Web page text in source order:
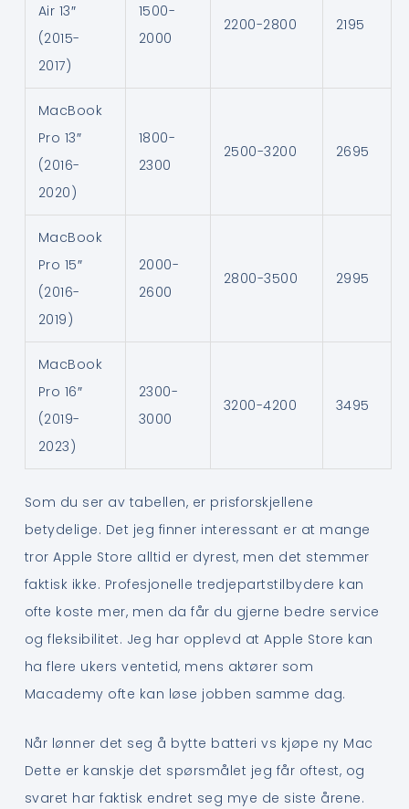
Air 13″
(2015-
2017)
1500-
2000
2200-2800 2195
MacBook
Pro 13″
(2016-
2020)
1800-
2300
2500-3200 2695
MacBook
Pro 15″
(2016-
2019)
2000-
2600
2800-3500 2995
MacBook
Pro 16″
(2019-
2023)
2300-
3000
3200-4200 3495
Som du ser av tabellen, er prisforskjellene
betydelige. Det jeg finner interessant er at mange
tror Apple Store alltid er dyrest, men det stemmer
faktisk ikke. Profesjonelle tredjepartstilbydere kan
ofte koste mer, men da får du gjerne bedre service
og fleksibilitet. Jeg har opplevd at Apple Store kan
ha flere ukers ventetid, mens aktører som
Macademy ofte kan løse jobben samme dag.
Når lønner det seg å bytte batteri vs kjøpe ny Mac
Dette er kanskje det spørsmålet jeg får oftest, og
svaret har faktisk endret seg mye de siste årene.